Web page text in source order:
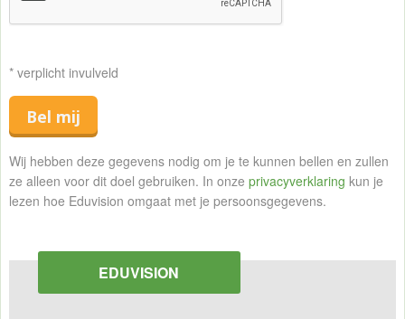
* verplicht invulveld
Bel mij
Wij hebben deze gegevens nodig om je te kunnen bellen en zullen
ze alleen voor dit doel gebruiken. In onze privacyverklaring kun je
lezen hoe Eduvision omgaat met je persoonsgegevens.
EDUVISION